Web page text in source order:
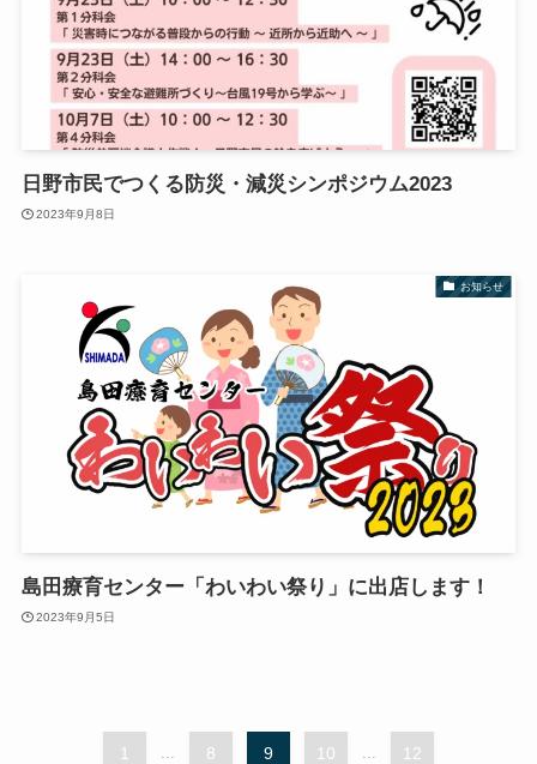
日野市民でつくる防災・減災シンポジウム2023
2023年9月8日
お知らせ
島田療育センター「わいわい祭り」に出店します！
2023年9月5日
1 ... 8 9 10 ... 12